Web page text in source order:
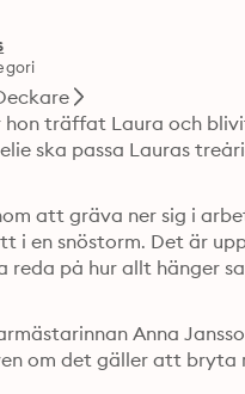
hon träffat Laura och
ska passa Lauras
att gräva ner sig i
i en snöstorm. Det är
på hur allt hänger
Anna
om det gäller att bryta